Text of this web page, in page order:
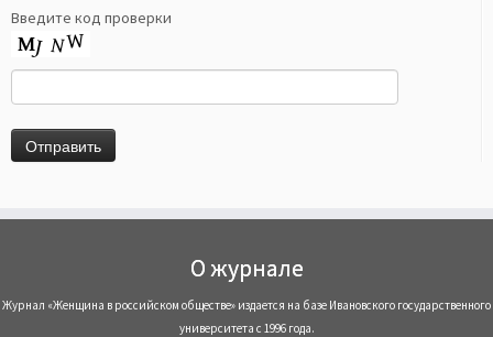
Введите код проверки
О журнале
Журнал «Женщина в российском обществе» издается на базе Ивановского государственного
университета с 1996 года.